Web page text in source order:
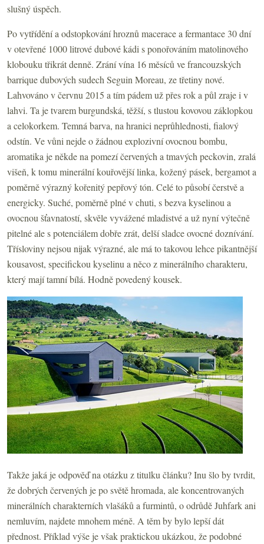
slušný úspěch.
Po vytřídění a odstopkování hroznů macerace a fermantace 30 dní
v otevřené 1000 litrové dubové kádi s ponořováním matolinového
klobouku třikrát denně. Zrání vína 16 měsíců ve francouzských
barrique dubových sudech Seguin Moreau, ze třetiny nové.
Lahvováno v červnu 2015 a tím pádem už přes rok a půl zraje i v
lahvi. Ta je tvarem burgundská, těžší, s tlustou kovovou záklopkou
a celokorkem. Temná barva, na hranici neprůhlednosti, fialový
odstín. Ve vůni nejde o žádnou explozivní ovocnou bombu,
aromatika je někde na pomezí červených a tmavých peckovin, zralá
višeň, k tomu minerální kouřovější linka, kožený pásek, bergamot a
poměrně výrazný kořenitý pepřový tón. Celé to působí čerstvě a
energicky. Suché, poměrně plné v chuti, s bezva kyselinou a
ovocnou šťavnatostí, skvěle vyvážené mladistvé a už nyní výtečně
pitelné ale s potenciálem dobře zrát, delší sladce ovocné doznívání.
Třísloviny nejsou nijak výrazné, ale má to takovou lehce pikantnější
kousavost, specifickou kyselinu a něco z minerálního charakteru,
který mají tamní bílá. Hodně povedený kousek.
Takže jaká je odpověď na otázku z titulku článku? Inu šlo by tvrdit,
že dobrých červených je po světě hromada, ale koncentrovaných
minerálních charakterních vlašáků a furmintů, o odrůdě Juhfark ani
nemluvím, najdete mnohem méně. A těm by bylo lepší dát
přednost. Příklad výše je však praktickou ukázkou, že podobné